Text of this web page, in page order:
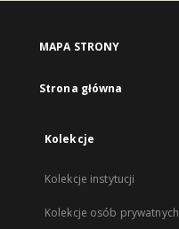
MAPA STRONY
Strona główna
Kolekcje
Kolekcje instytucji
Kolekcje osób prywatnych